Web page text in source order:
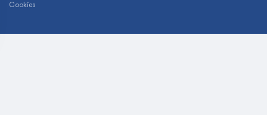
Cookies